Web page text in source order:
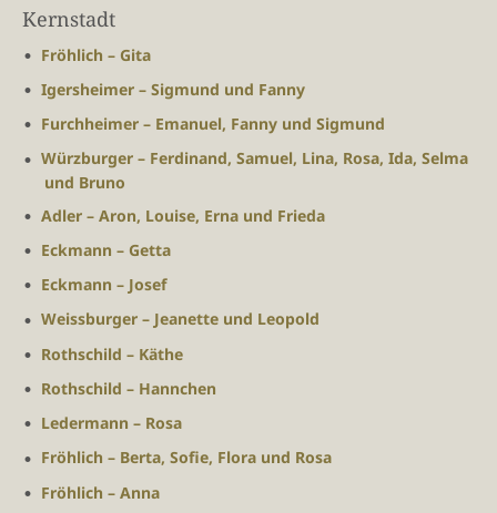
Kernstadt
Fröhlich – Gita
Igersheimer – Sigmund und Fanny
Furchheimer – Emanuel, Fanny und Sigmund
Würzburger – Ferdinand, Samuel, Lina, Rosa, Ida, Selma
und Bruno
Adler – Aron, Louise, Erna und Frieda
Eckmann – Getta
Eckmann – Josef
Weissburger – Jeanette und Leopold
Rothschild – Käthe
Rothschild – Hannchen
Ledermann – Rosa
Fröhlich – Berta, Sofie, Flora und Rosa
Fröhlich – Anna